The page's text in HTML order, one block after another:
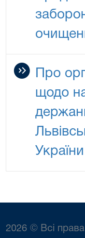
Про
щодо
2026 © Всі права